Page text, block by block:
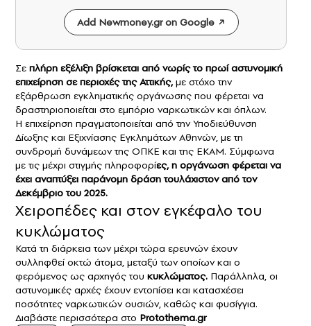
Add Newmoney.gr on Google
Σε πλήρη εξέλιξη βρίσκεται από νωρίς το πρωί αστυνομική
επιχείρηση σεπεριοχές της Αττικής,με στόχο την
εξάρθρωση εγκληματικής οργάνωσης που φέρεται να
δραστηριοποιείται στο εμπόριο ναρκωτικών και όπλων.
Η επιχείρηση πραγματοποιείται από την Υποδιεύθυνση
Δίωξης και Εξιχνίασης Εγκλημάτων Αθηνών, με τη
συνδρομή δυνάμεων της ΟΠΚΕ και της ΕΚΑΜ. Σύμφωνα
με τις μέχρι στιγμής πληροφορίες, η οργάνωση φέρεται να
έχει αναπτύξει παράνομη δράση τουλάχιστον από τον
Δεκέμβριο του 2025.
Χειροπέδες και στον εγκέφαλο του
κυκλώματος
Κατά τη διάρκεια των μέχρι τώρα ερευνών έχουν
συλληφθεί οκτώ άτομα, μεταξύ των οποίων και ο
φερόμενος ως αρχηγός του κυκλώματος. Παράλληλα, οι
αστυνομικές αρχές έχουν εντοπίσει και κατασχέσει
ποσότητες ναρκωτικών ουσιών, καθώς και φυσίγγια.
Διαβάστε περισσότερα στο Protothema.gr